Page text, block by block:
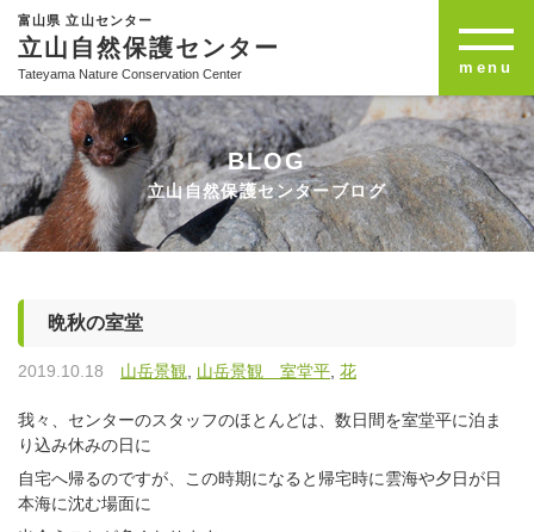
富山県 立山センター
立山自然保護センター
Tateyama Nature Conservation Center menu
BLOG
立山自然保護センターブログ
晩秋の室堂
2019.10.18 山岳景観 山岳景観 室堂平 花
我々、センターのスタッフのほとんどは、数日間を室堂平に泊ま
り込み休みの日に
自宅へ帰るのですが、この時期になると帰宅時に雲海や夕日が日
本海に沈む場面に